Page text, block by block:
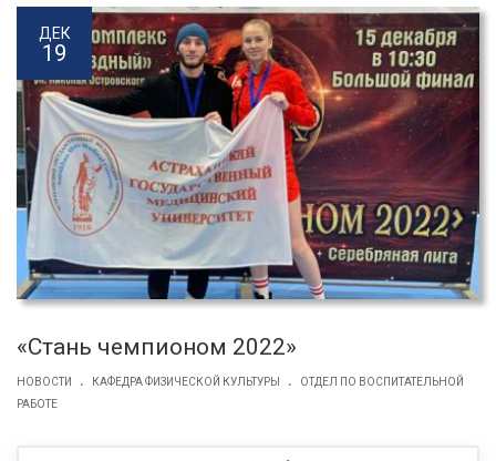
ДЕК
19
«Стань чемпионом 2022»
НОВОСТИ . КАФЕДРА ФИЗИЧЕСКОЙ КУЛЬТУРЫ .
ОТДЕЛ ПО ВОСПИТАТЕЛЬНОЙ
РАБОТЕ